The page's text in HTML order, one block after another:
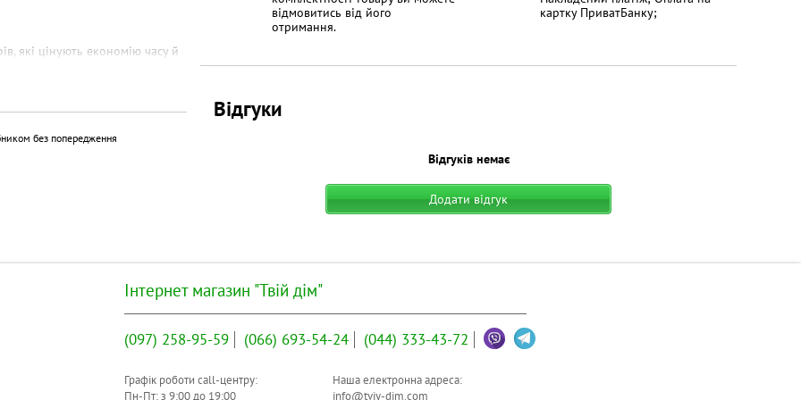
які цінують економію часу й
фотодруку з обмеженою
матеріали або доповіді — це
на офісному папері, а
і ви це помітите.
дозволяє замінити
на масляній основі —
без попередження
відмовитись від його
отримання.
картку ПриватБанку;
Відгуки
Відгуків немає
Додати відгук
Інтернет магазин "Твій дім"
(097) 258-95-59 (066) 693-54-24 (044) 333-43-72
Графік роботи call-центру:
Пн-Пт: з 9:00до 19:00
Наша електронна адреса:
info@tviy-dim.com